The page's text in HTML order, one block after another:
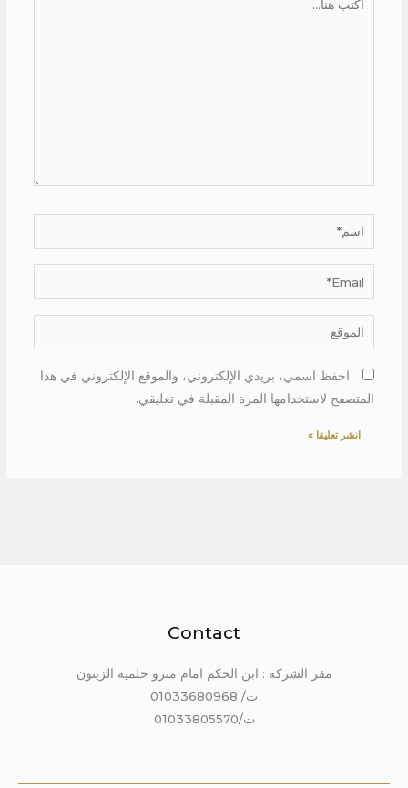
اسم*
Email*
الموقع
احفظ اسمي، بريدي الإلكتروني، والموقع الإلكتروني في هذا
المتصفح لاستخدامها المرة المقبلة في تعليقي.
Contact
مقر الشركة : ابن الحكم امام مترو حلمية الزيتون
ت/ 01033680968
ت/01033805570